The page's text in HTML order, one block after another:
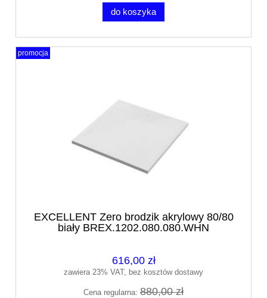
do koszyka
EXCELLENT Zero brodzik akrylowy 80/80
biały BREX.1202.080.080.WHN
616,00 zł
zawiera 23% VAT, bez kosztów dostawy
Cena regularna: 880,00 zł
promocja